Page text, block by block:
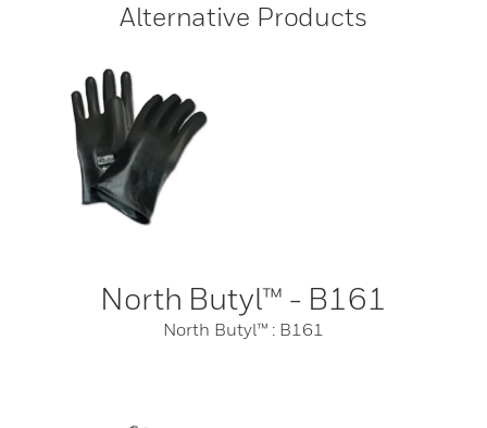
Alternative Products
North Butyl™ - B161
North Butyl™ : B161